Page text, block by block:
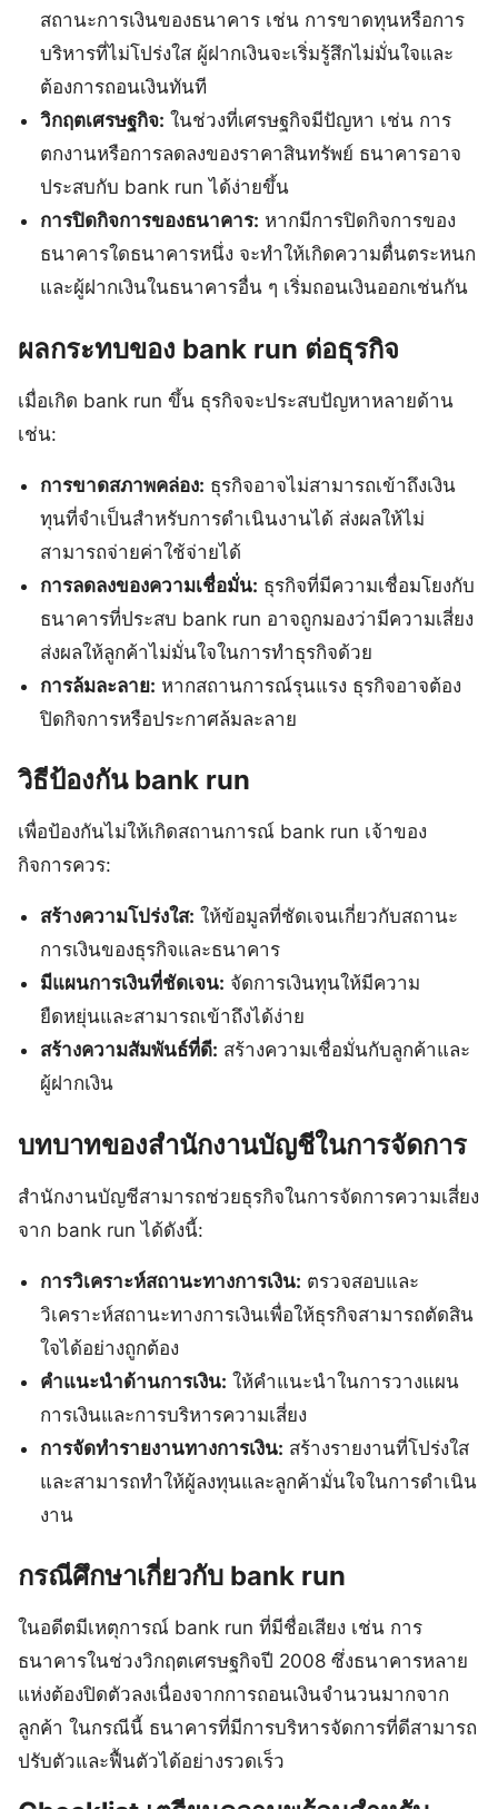
สถานะการเงินของธนาคาร เช่น การขาดทุนหรือการ
บริหารที่ไม่โปร่งใส ผู้ฝากเงินจะเริ่มรู้สึกไม่มั่นใจและ
ต้องการถอนเงินทันที
วิกฤตเศรษฐกิจ: ในช่วงที่เศรษฐกิจมีปัญหา เช่น การ
ตกงานหรือการลดลงของราคาสินทรัพย์ ธนาคารอาจ
ประสบกับ bank run ได้ง่ายขึ้น
การปิดกิจการของธนาคาร: หากมีการปิดกิจการของ
ธนาคารใดธนาคารหนึ่ง จะทำให้เกิดความตื่นตระหนก
และผู้ฝากเงินในธนาคารอื่น ๆ เริ่มถอนเงินออกเช่นกัน
ผลกระทบของ bank run ต่อธุรกิจ
เมื่อเกิด bank run ขึ้น ธุรกิจจะประสบปัญหาหลายด้าน
เช่น:
การขาดสภาพคล่อง: ธุรกิจอาจไม่สามารถเข้าถึงเงิน
ทุนที่จำเป็นสำหรับการดำเนินงานได้ ส่งผลให้ไม่
สามารถจ่ายค่าใช้จ่ายได้
การลดลงของความเชื่อมั่น: ธุรกิจที่มีความเชื่อมโยงกับ
ธนาคารที่ประสบ bank run อาจถูกมองว่ามีความเสี่ยง
ส่งผลให้ลูกค้าไม่มั่นใจในการทำธุรกิจด้วย
การล้มละลาย: หากสถานการณ์รุนแรง ธุรกิจอาจต้อง
ปิดกิจการหรือประกาศล้มละลาย
วิธีป้องกัน bank run
เพื่อป้องกันไม่ให้เกิดสถานการณ์ bank run เจ้าของ
กิจการควร:
สร้างความโปร่งใส: ให้ข้อมูลที่ชัดเจนเกี่ยวกับสถานะ
การเงินของธุรกิจและธนาคาร
มีแผนการเงินที่ชัดเจน: จัดการเงินทุนให้มีความ
ยืดหยุ่นและสามารถเข้าถึงได้ง่าย
สร้างความสัมพันธ์ที่ดี: สร้างความเชื่อมั่นกับลูกค้าและ
ผู้ฝากเงิน
บทบาทของสำนักงานบัญชีในการจัดการ
สำนักงานบัญชีสามารถช่วยธุรกิจในการจัดการความเสี่ยง
จาก bank run ได้ดังนี้:
การวิเคราะห์สถานะทางการเงิน: ตรวจสอบและ
วิเคราะห์สถานะทางการเงินเพื่อให้ธุรกิจสามารถตัดสิน
ใจได้อย่างถูกต้อง
คำแนะนำด้านการเงิน: ให้คำแนะนำในการวางแผน
การเงินและการบริหารความเสี่ยง
การจัดทำรายงานทางการเงิน: สร้างรายงานที่โปร่งใส
และสามารถทำให้ผู้ลงทุนและลูกค้ามั่นใจในการดำเนิน
งาน
กรณีศึกษาเกี่ยวกับ bank run
ในอดีตมีเหตุการณ์ bank run ที่มีชื่อเสียง เช่น การ
ธนาคารในช่วงวิกฤตเศรษฐกิจปี 2008 ซึ่งธนาคารหลาย
แห่งต้องปิดตัวลงเนื่องจากการถอนเงินจำนวนมากจาก
ลูกค้า ในกรณีนี้ ธนาคารที่มีการบริหารจัดการที่ดีสามารถ
ปรับตัวและฟื้นตัวได้อย่างรวดเร็ว